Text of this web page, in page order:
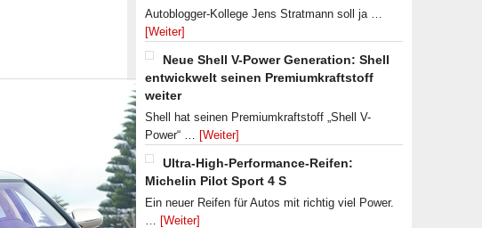
Autoblogger-Kollege Jens Stratmann soll ja …
[Weiter]
Neue Shell V-Power Generation: Shell
entwickwelt seinen Premiumkraftstoff
weiter
Shell hat seinen Premiumkraftstoff „Shell V-
Power“ … [Weiter]
Ultra-High-Performance-Reifen:
Michelin Pilot Sport 4 S
Ein neuer Reifen für Autos mit richtig viel Power.
… [Weiter]